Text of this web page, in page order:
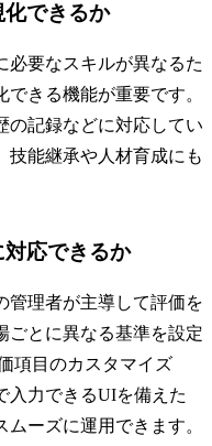
できるか
必要なスキルが異なるた
きる機能が重要です。
の記録などに対応してい
技能継承や人材育成にも
応できるか
管理者が主導して評価を
ごとに異なる基準を設定
項目のカスタマイズ
入力できるUIを備えた
ーズに運用できます。